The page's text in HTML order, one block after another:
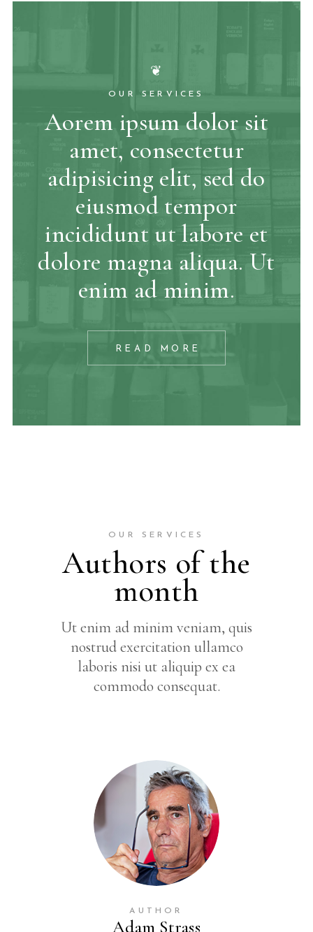
❦
OUR SERVICES
Aorem ipsum dolor sit
amet, consectetur
adipisicing elit, sed do
eiusmod tempor
incididunt ut labore et
dolore magna aliqua. Ut
enim ad minim.
READ MORE
OUR SERVICES
Authors of the
month
Ut enim ad minim veniam, quis
nostrud exercitation ullamco
laboris nisi ut aliquip ex ea
commodo consequat.
AUTHOR
Adam Strass